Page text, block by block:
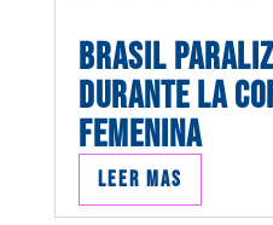
BRASIL
DURANTE LA
FEMENINA
Leer mas